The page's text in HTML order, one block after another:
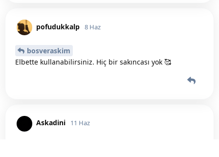
pofudukkalp 8 Haz
bosveraskim
Elbette kullanabilirsiniz. Hiç bir sakıncası yok 🥰
Askadini 11 Haz